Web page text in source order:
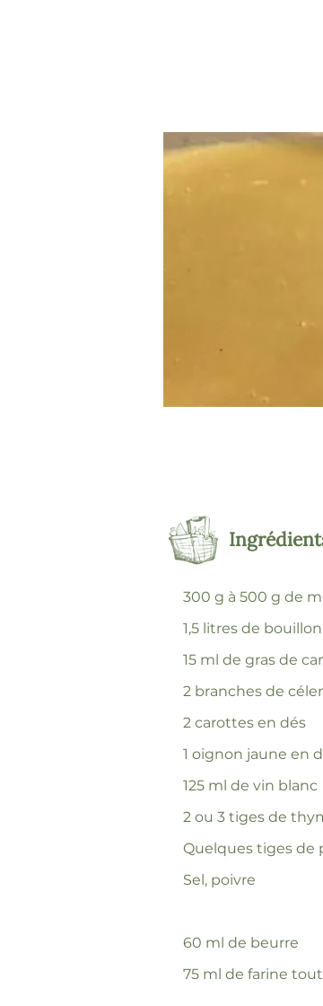
300 g à 500 g de
1,5 litres de
15 ml de gras de
2 branches de
2 carottes en dés
1 oignon jaune en
125 ml de vin blanc
2 ou 3 tiges de
Quelques tiges de
Sel, poivre
60 ml de beurre
75 ml de farine